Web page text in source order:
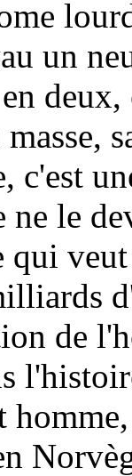
un
c'est
ne le
de